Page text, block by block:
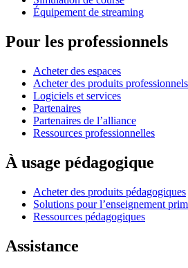
Équipement de streaming
Pour les professionnels
Acheter des espaces
Acheter des produits professionnels
Logiciels et services
Partenaires
Partenaires de l’alliance
Ressources professionnelles
À usage pédagogique
Acheter des produits pédagogiques
Solutions pour l’enseignement
Ressources pédagogiques
Assistance